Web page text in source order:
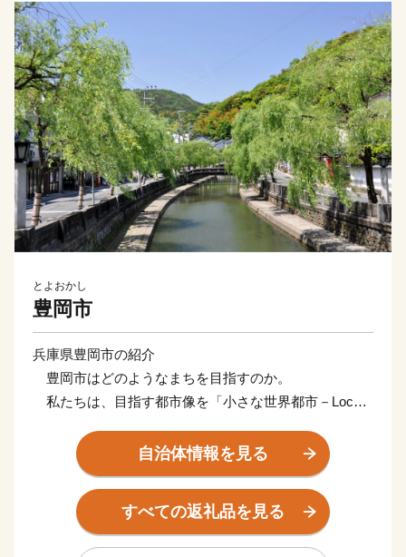
とよおかし
豊岡市
兵庫県豊岡市の紹介
豊岡市はどのようなまちを目指すのか。
私たちは、目指す都市像を「小さな世界都市－Local
「Local」と訳しています。
豊岡というローカルに深く根ざしながら、世界で輝き
「小さくてもいいのだ」という堂々とした態度のまちを
創ろうということです。
自治体情報を見る
すべての返礼品を見る